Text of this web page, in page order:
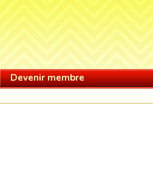
Devenir membre